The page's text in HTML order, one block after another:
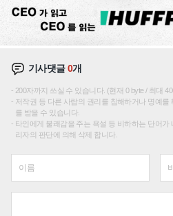
기사댓글0개
200자까지 쓰실 수 있습니다. (현재 0 byte / 최대
저작권 등 다른 사람의 권리를 침해하거나 명예를
를 받을 수 있습니다.
타인에게 불쾌감을 주는 욕설 등 비하하는 단어
리자의 판단에 의해 삭제 합니다.